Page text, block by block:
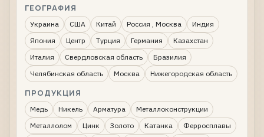
ГЕОГРАФИЯ
Украина США Китай Россия , Москва
Индия
Япония
Центр Турция Германия
Казахстан
Италия
Свердловская область
Бразилия
Челябинская область
Москва Нижегородская область
ПРОДУКЦИЯ
Медь Никель Арматура
Металлоконструкции
Металлолом
Цинк Золото Катанка
Ферросплавы